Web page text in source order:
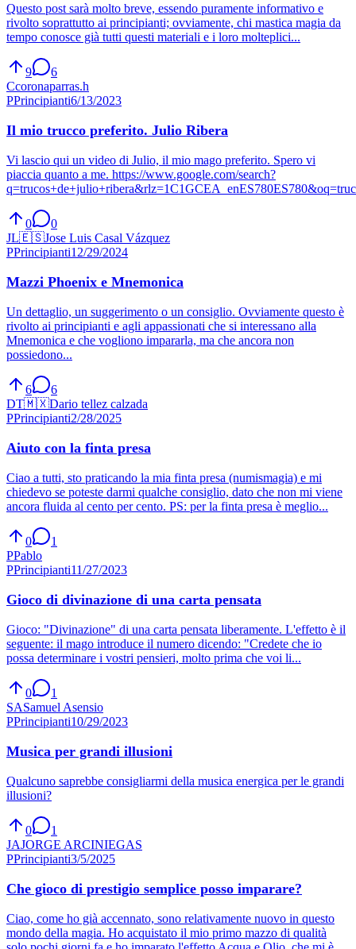
Questo post sarà molto breve, essendo puramente informativo e
rivolto soprattutto ai principianti; ovviamente, chi mastica magia da
tempo conosce già tutti questi materiali e i loro molteplici...
9
6
Ccoronaparras.h
PPrincipianti6/13/2023
Il mio trucco preferito. Julio Ribera
Vi lascio qui un video di Julio, il mio mago preferito. Spero vi
piaccia quanto a me. https://www.google.com/search?
0
0
JL🇪🇸Jose Luis Casal Vázquez
PPrincipianti12/29/2024
Mazzi Phoenix e Mnemonica
Un dettaglio, un suggerimento o un consiglio. Ovviamente questo è
rivolto ai principianti e agli appassionati che si interessano alla
Mnemonica e che vogliono impararla, ma che ancora non
possiedono...
6
6
DT🇲🇽Dario tellez calzada
PPrincipianti2/28/2025
Aiuto con la finta presa
Ciao a tutti, sto praticando la mia finta presa (numismagia) e mi
chiedevo se poteste darmi qualche consiglio, dato che non mi viene
ancora fluida al cento per cento. PS: per la finta presa è meglio...
0
1
PPablo
PPrincipianti11/27/2023
Gioco di divinazione di una carta pensata
Gioco: "Divinazione" di una carta pensata liberamente. L'effetto è il
seguente: il mago introduce il numero dicendo: "Credete che io
possa determinare i vostri pensieri, molto prima che voi li...
0
1
SASamuel Asensio
PPrincipianti10/29/2023
Musica per grandi illusioni
Qualcuno saprebbe consigliarmi della musica energica per le grandi
illusioni?
0
1
JAJORGE ARCINIEGAS
PPrincipianti3/5/2025
Che gioco di prestigio semplice posso imparare?
Ciao, come ho già accennato, sono relativamente nuovo in questo
mondo della magia. Ho acquistato il mio primo mazzo di qualità